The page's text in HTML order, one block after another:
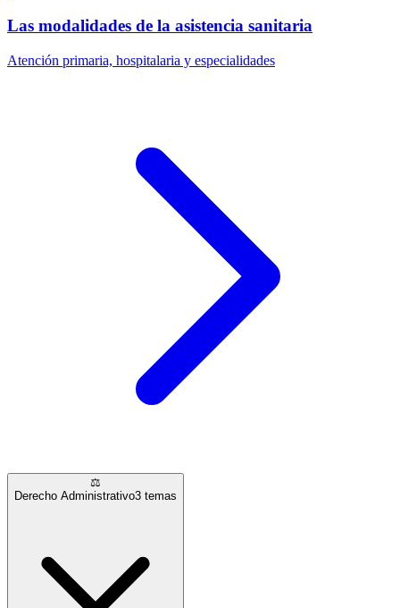
Las modalidades de la asistencia sanitaria
Atención primaria, hospitalaria y especialidades
⚖️
Derecho Administrativo3 temas